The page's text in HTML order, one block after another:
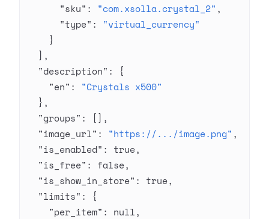
      "sku"
: "com.xsolla.crystal_2" ,
      "type"
: "virtual_currency"
    }
  ],
  "description"
: {
    "en"
: "Crystals x500"
  },
  "groups"
: [],
  "image_url"
: "https://.../image.png" ,
  "is_enabled"
: true,
  "is_free"
: false,
  "is_show_in_store"
: true,
  "limits"
: {
    "per_item"
: null,